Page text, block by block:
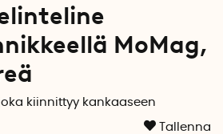
MoMag,
kiinnittyy kankaaseen
Tallenna